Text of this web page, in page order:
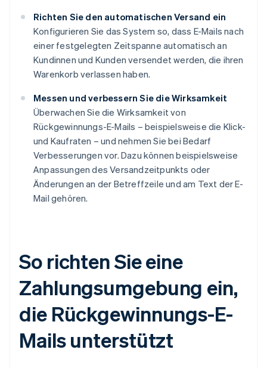
Richten Sie den automatischen Versand ein
Konfigurieren Sie das System so, dass E-Mails nach
einer festgelegten Zeitspanne automatisch an
Kundinnen und Kunden versendet werden, die ihren
Warenkorb verlassen haben.
Messen und verbessern Sie die Wirksamkeit
Überwachen Sie die Wirksamkeit von
Rückgewinnungs-E-Mails – beispielsweise die Klick-
und Kaufraten – und nehmen Sie bei Bedarf
Verbesserungen vor. Dazu können beispielsweise
Anpassungen des Versandzeitpunkts oder
Änderungen an der Betreffzeile und am Text der E-
Mail gehören.
So richten Sie eine
Zahlungsumgebung ein,
die Rückgewinnungs-E-
Mails unterstützt